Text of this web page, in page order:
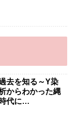
去を知る～Y染
からわかった縄
代に…